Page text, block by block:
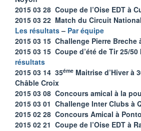
2015 03 28 Coupe de l’Oise EDT à
2015 03 22 Match du Circuit
Les résultats– Par équipe
2015 03 15 Challenge Pierre Breche
2015 03 15 Coupe d’été de Tir 25/
résultats
2015 03 14 35éme Maitrise d’Hiver à
Châble Croix
2015 03 08 Concours amical à la
2015 03 01 Challenge Inter Clubs à
2015 02 28 Concours Amical à
2015 02 21 Coupe de l’Oise EDT à